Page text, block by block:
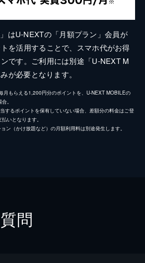
はU-NEXTの「月額プラン」会員が
を活用することで、スマホ代がお得
です。ご利用には別途「U-NEXT M
が必要となります。
月もらえる1,200円分のポイントを、U-NEXT MOBILEの
。
するポイントを保有していない場合、差額分の料金はご登
いとなります。
ン（かけ放題など）の月額利用料は別途発生します。
問